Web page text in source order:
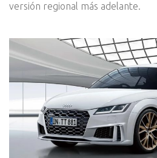
versión regional más adelante.